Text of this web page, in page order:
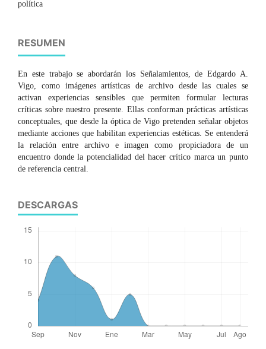
política
RESUMEN
En este trabajo se abordarán los Señalamientos, de Edgardo A.
Vigo, como imágenes artísticas de archivo desde las cuales se
activan experiencias sensibles que permiten formular lecturas
críticas sobre nuestro presente. Ellas conforman prácticas artísticas
conceptuales, que desde la óptica de Vigo pretenden señalar objetos
mediante acciones que habilitan experiencias estéticas. Se entenderá
la relación entre archivo e imagen como propiciadora de un
encuentro donde la potencialidad del hacer crítico marca un punto
de referencia central.
DESCARGAS